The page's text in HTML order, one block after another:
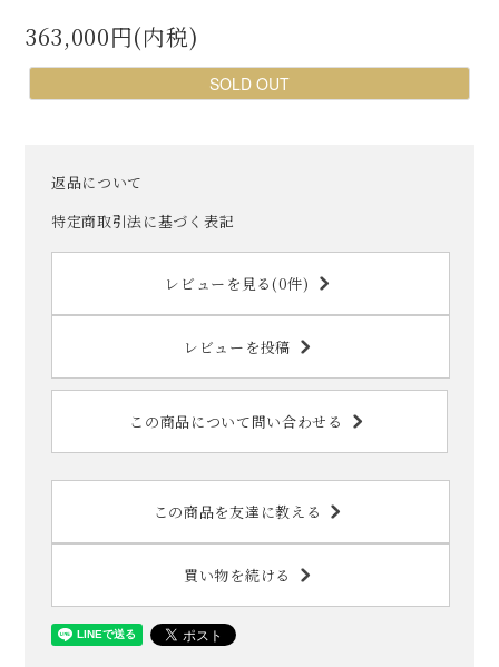
363,000円(内税)
SOLD OUT
返品について
特定商取引法に基づく表記
レビューを見る(0件)
レビューを投稿
この商品について問い合わせる
この商品を友達に教える
買い物を続ける